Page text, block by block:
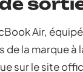
Air,
de la marque
sur le site